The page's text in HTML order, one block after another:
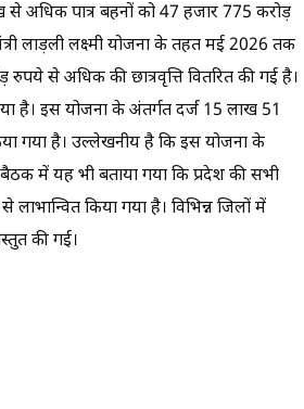
अधिक पात्र बहनों को 47 हजार 775 करोड़
लाड़ली लक्ष्मी योजना के तहत मई 2026 तक
से अधिक की छात्रवृत्ति वितरित की गई है।
है। इस योजना के अंतर्गत दर्ज 15 लाख 51
गया है। उल्लेखनीय है कि इस योजना के
में यह भी बताया गया कि प्रदेश की सभी
लाभान्वित किया गया है। विभिन्न जिलों में
की गई।